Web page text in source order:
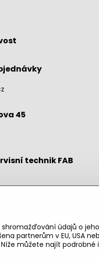
45
technik FAB
údajů o
partnerům v EU, USA
můžete najít